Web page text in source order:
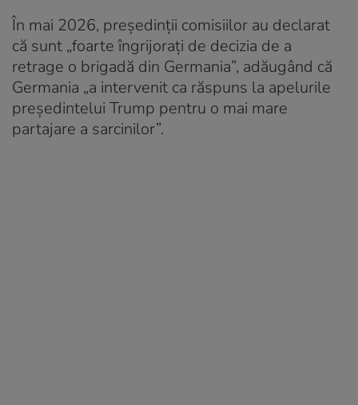
În mai 2026, președinții comisiilor au declarat
că sunt „foarte îngrijorați de decizia de a
retrage o brigadă din Germania”, adăugând că
Germania „a intervenit ca răspuns la apelurile
președintelui Trump pentru o mai mare
partajare a sarcinilor”.